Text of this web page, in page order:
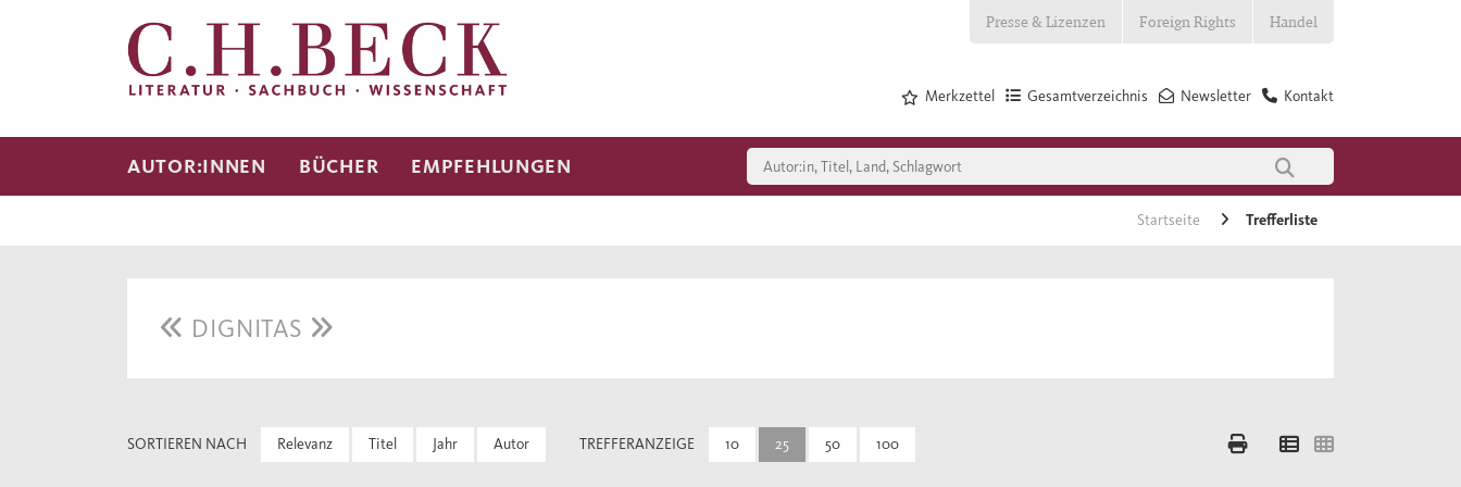
Presse & Lizenzen Foreign Rights Handel
Kontakt
Newsletter
Gesamtverzeichnis
Merkzettel
AUTOR:INNEN BÜCHER EMPFEHLUNGEN
Startseite Trefferliste
DIGNITAS
SORTIEREN NACH Relevanz Titel Jahr Autor TREFFERANZEIGE 10 25 50 100